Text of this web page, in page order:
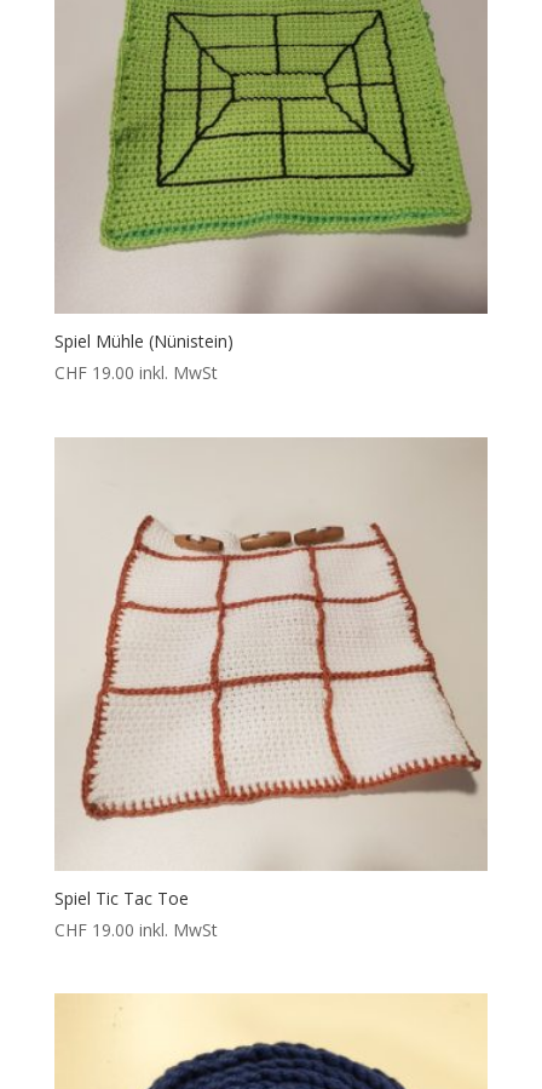
Spiel Mühle (Nünistein)
CHF19.00 inkl. MwSt
Spiel Tic Tac Toe
CHF19.00 inkl. MwSt